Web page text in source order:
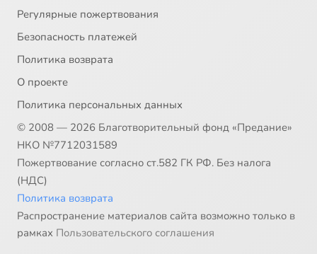
Регулярные пожертвования
Безопасность платежей
Политика возврата
О проекте
Политика персональных данных
© 2008 — 2026 Благотворительный фонд «Предание»
НКО №7712031589
Пожертвование согласно ст.582 ГК РФ. Без налога
(НДС)
Политика возврата
Распространение материалов сайта возможно только в
рамках Пользовательского соглашения